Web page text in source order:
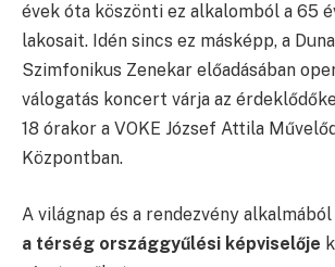
évek óta köszönti ez alkalomból a 65
lakosait. Idén sincs ez másképp, a
Szimfonikus Zenekar előadásában
válogatás koncert várja az
18 órakor a VOKE József Attila
Központban.
A világnap és a rendezvény alkalmából
a térség országgyűlési képviselője